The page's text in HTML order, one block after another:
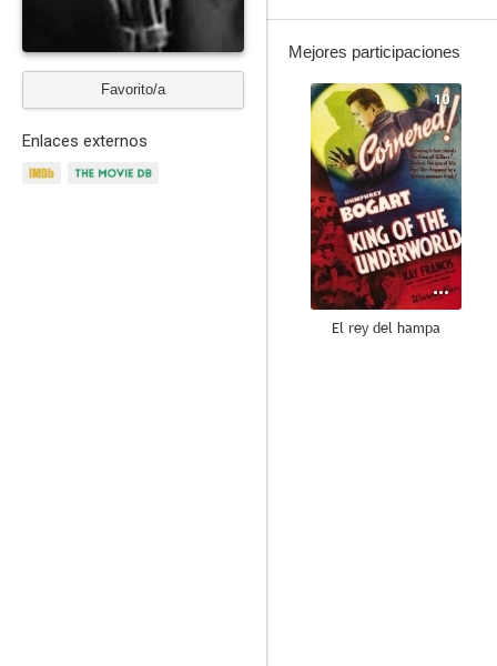
Favorito/a
Enlaces externos
Mejores participaciones
10
El rey del hampa